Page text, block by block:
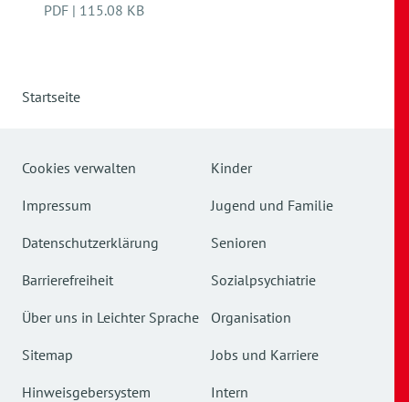
PDF | 115.08 KB
Startseite
Cookies verwalten
Impressum
Datenschutzerklärung
Barrierefreiheit
Über uns in Leichter Sprache
Sitemap
Hinweisgebersystem
Kinder
Jugend und Familie
Senioren
Sozialpsychiatrie
Organisation
Jobs und Karriere
Intern